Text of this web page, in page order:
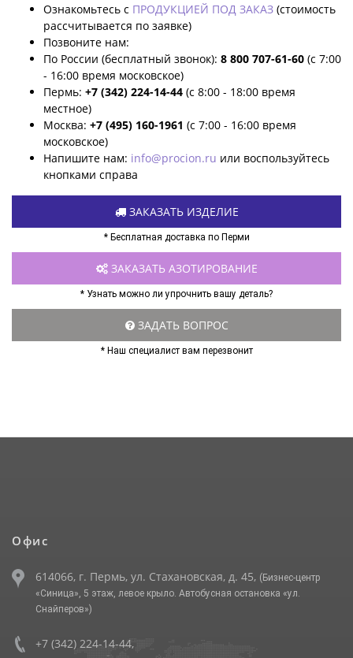
Ознакомьтесь с ПРОДУКЦИЕЙ ПОД ЗАКАЗ (стоимость
рассчитывается по заявке)
Позвоните нам:
По России (бесплатный звонок): 8 800 707-61-60 (с 7:00
- 16:00 время московское)
Пермь: +7 (342) 224-14-44 (с 8:00 - 18:00 время
местное)
Москва: +7 (495) 160-1961 (с 7:00 - 16:00 время
московское)
Напишите нам: info@procion.ru или воспользуйтесь
кнопками справа
ЗАКАЗАТЬ ИЗДЕЛИЕ
* Бесплатная доставка по Перми
ЗАКАЗАТЬ АЗОТИРОВАНИЕ
* Узнать можно ли упрочнить вашу деталь?
ЗАДАТЬ ВОПРОС
* Наш специалист вам перезвонит
Офис
614066, г. Пермь, ул. Стахановская, д. 45, (Бизнес-центр
«Синица», 5 этаж, левое крыло. Автобусная остановка «ул.
Снайперов»)
+7 (342) 224-14-44,